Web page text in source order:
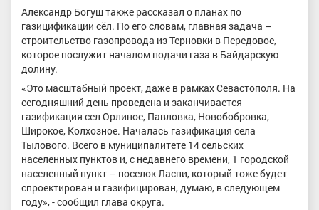
Александр Богуш также рассказал о планах по
газицификации сёл. По его словам, главная задача –
строительство газопровода из Терновки в Передовое,
которое послужит началом подачи газа в Байдарскую
долину.
«Это масштабный проект, даже в рамках Севастополя. На
сегодняшний день проведена и заканчивается
газификация сел Орлиное, Павловка, Новобобровка,
Широкое, Колхозное. Началась газификация села
Тылового. Всего в муниципалитете 14 сельских
населенных пунктов и, с недавнего времени, 1 городской
населенный пункт – поселок Ласпи, который тоже будет
спроектирован и газифицирован, думаю, в следующем
году», - сообщил глава округа.